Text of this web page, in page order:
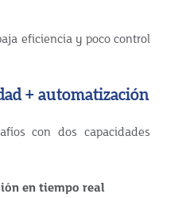
eficiencia y poco control
+ automatización
con dos capacidades
en tiempo real